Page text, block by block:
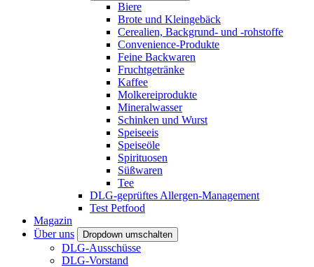
Biere
Brote und Kleingebäck
Cerealien, Backgrund- und -rohstoffe
Convenience-Produkte
Feine Backwaren
Fruchtgetränke
Kaffee
Molkereiprodukte
Mineralwasser
Schinken und Wurst
Speiseeis
Speiseöle
Spirituosen
Süßwaren
Tee
DLG-geprüftes Allergen-Management
Test Petfood
Magazin
Über uns
Dropdown umschalten
DLG-Ausschüsse
DLG-Vorstand